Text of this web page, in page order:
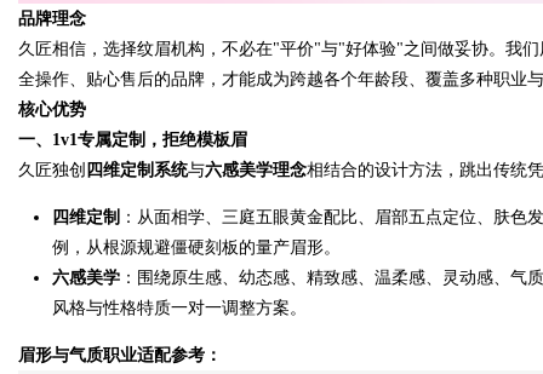
d
品牌理念
久匠相信，选择纹眉机构，不必在"平价"与"好体验"之间做妥协。我
全操作、贴心售后的品牌，才能成为跨越各个年龄段、覆盖多种职业
核心优势
一、1v1专属定制，拒绝模板眉
久匠独创 四维定制系统与六感美学理念相结合的设计方法，跳出传统
四维定制 ：从面相学、三庭五眼黄金配比、眉部五点定位、肤
例，从根源规避僵硬刻板的量产眉形。
六感美学 ：围绕原生感、幼态感、精致感、温柔感、灵动感、
风格与性格特质一对一调整方案。
眉形与气质职业适配参考：